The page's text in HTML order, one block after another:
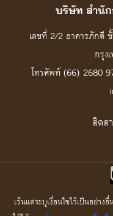
บริษัท สํานั
เลขที่ 2/2 อาคารภักดี
กรุง
โทรศัพท์ (66) 2680
ติดต
เว้นแต่ระบุเงื่อนไขไว้เป็นอย่า